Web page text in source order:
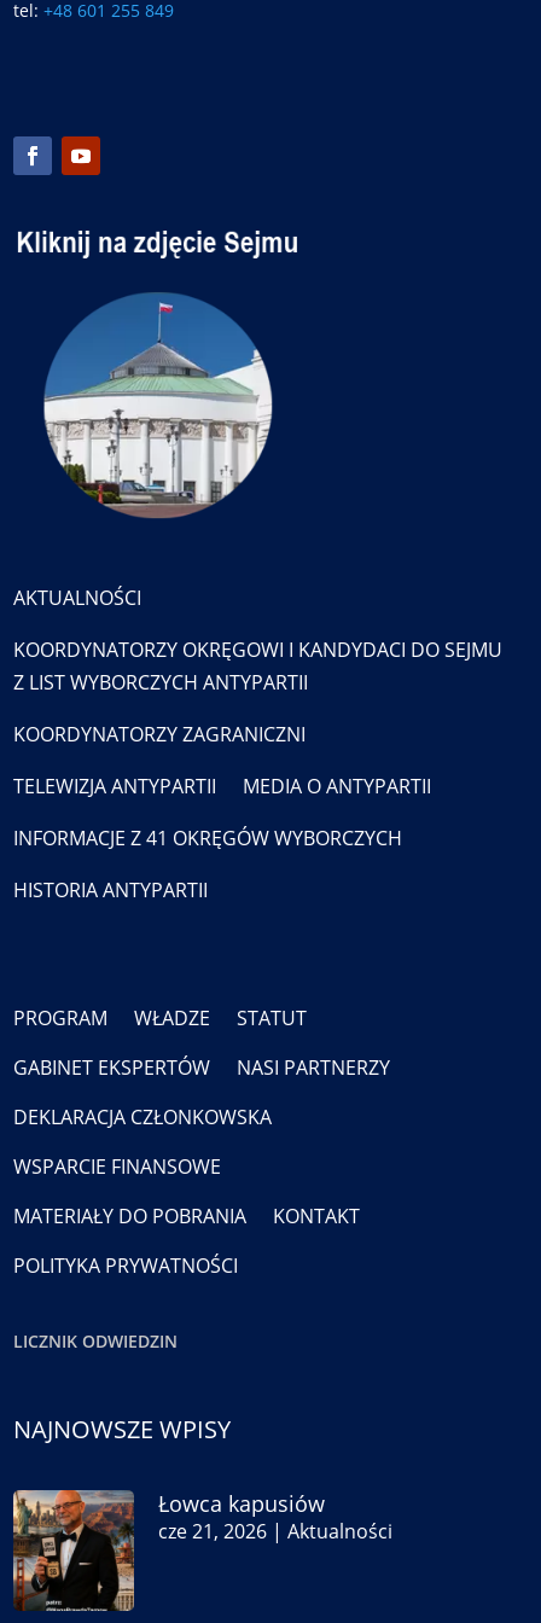
tel:+48 601 255 849
AKTUALNOŚCI
KOORDYNATORZY OKRĘGOWI I KANDYDACI DO SEJMU
Z LIST WYBORCZYCH ANTYPARTII
KOORDYNATORZY ZAGRANICZNI
TELEWIZJA ANTYPARTII
MEDIA O ANTYPARTII
INFORMACJE Z 41 OKRĘGÓW WYBORCZYCH
HISTORIA ANTYPARTII
PROGRAM WŁADZE
STATUT
GABINET EKSPERTÓW
NASI PARTNERZY
DEKLARACJA CZŁONKOWSKA
WSPARCIE FINANSOWE
MATERIAŁY DO POBRANIA
KONTAKT
POLITYKA PRYWATNOŚCI
LICZNIK ODWIEDZIN
NAJNOWSZE WPISY
Łowca kapusiów
cze 21, 2026 |Aktualności